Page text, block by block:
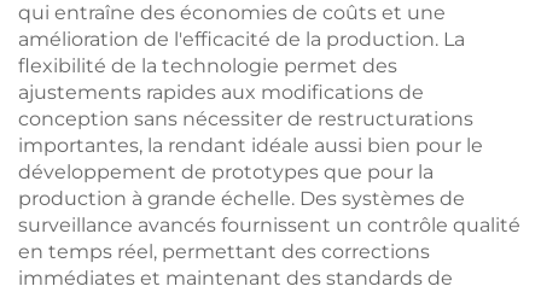
qui entraîne des économies de coûts et une
amélioration de l'efficacité de la production. La
flexibilité de la technologie permet des
ajustements rapides aux modifications de
conception sans nécessiter de restructurations
importantes, la rendant idéale aussi bien pour le
développement de prototypes que pour la
production à grande échelle. Des systèmes de
surveillance avancés fournissent un contrôle qualité
en temps réel, permettant des corrections
immédiates et maintenant des standards de